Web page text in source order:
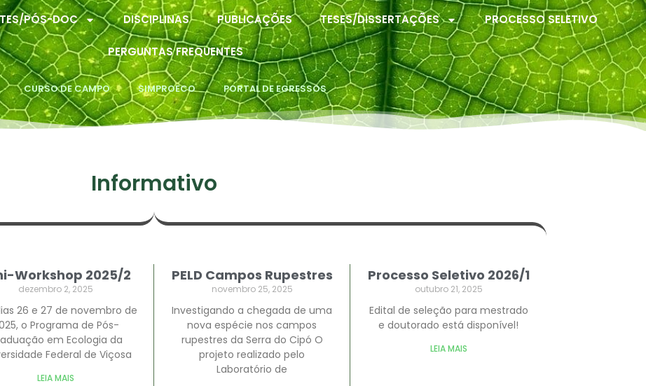
PÓS-DOC DISCIPLINAS PUBLICAÇÕES TESES/DISSERTAÇÕES PROCESSO SELETIVO
PERGUNTAS FREQUENTES
CURSO DE CAMPO SIMPROECO PORTAL DE EGRESSOS
Informativo
Workshop 2025/2
dezembro 2, 2025
26 e 27 de novembro de
o Programa de Pós-
em Ecologia da
Federal de Viçosa
LEIA MAIS
PELD Campos Rupestres
novembro 25, 2025
Investigando a chegada de uma
nova espécie nos campos
rupestres da Serra do Cipó O
projeto realizado pelo
Laboratório de
Processo Seletivo 2026/1
outubro 21, 2025
Edital de seleção para mestrado
e doutorado está disponível!
LEIA MAIS